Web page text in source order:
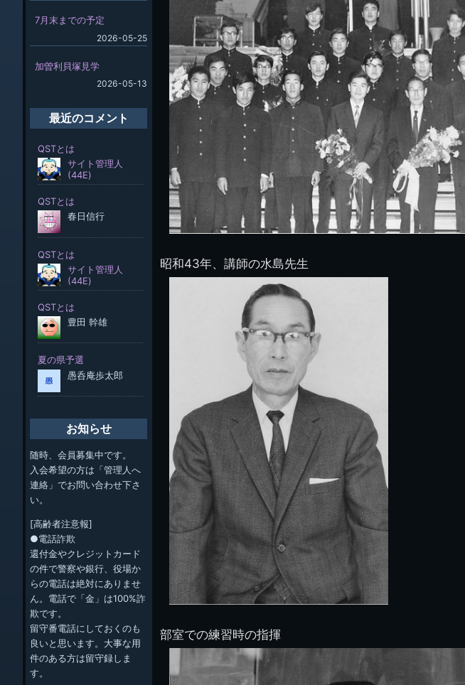
昭和43年、講師の水島先生
部室での練習時の指揮
7月末までの予定
2026-05-25
加曽利貝塚見学
2026-05-13
最近のコメント
お知らせ
随時、会員募集中です。
入会希望の方は「管理人へ
連絡」でお問い合わせ下さ
い。
[高齢者注意報]
●電話詐欺
還付金やクレジットカード
の件で警察や銀行、役場か
らの電話は絶対にありませ
ん。電話で「金」は100%詐
欺です。
留守番電話にしておくのも
良いと思います。大事な用
件のある方は留守録しま
す。